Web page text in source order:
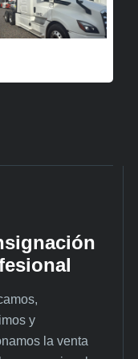
y
la venta